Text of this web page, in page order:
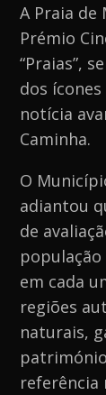
de
é
A Praia de
Prémio
“Praias”,
dos
notícia
Caminha.
O
adiantou
de
em cada
regiões
naturais,
referência